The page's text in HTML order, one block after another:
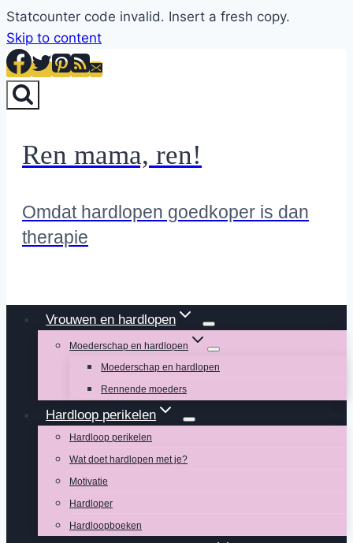
Statcounter code invalid. Insert a fresh copy.
Skip to content
Ren mama, ren!
Omdat hardlopen goedkoper is dan
therapie
Vrouwen en hardlopen
Moederschap en hardlopen
Moederschap en hardlopen
Rennende moeders
Hardloop perikelen
Hardloop perikelen
Wat doet hardlopen met je?
Motivatie
Hardloper
Hardloopboeken